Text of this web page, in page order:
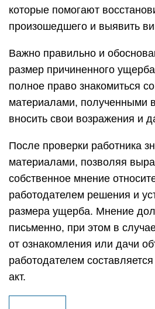
которые помогают
произошедшего и выявить
Важно правильно и
размер причиненного
полное право знакомиться
материалами, полученными
вносить свои возражения и
После проверки работника
материалами, позволяя
собственное мнение
работодателем решения и
размера ущерба. Мнение
письменно, при этом в
от ознакомления или дачи
работодателем
акт.